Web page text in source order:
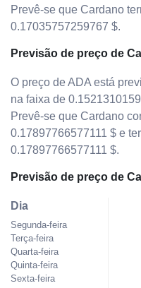
Prevê-se que Cardano
0.17035757259767 $.
Previsão de preço de
O preço de ADA está
na faixa de
Prevê-se que Cardano
0.17897766577111 $ e
0.17897766577111 $.
Previsão de preço de
Dia
Segunda-feira
Terça-feira
Quarta-feira
Quinta-feira
Sexta-feira